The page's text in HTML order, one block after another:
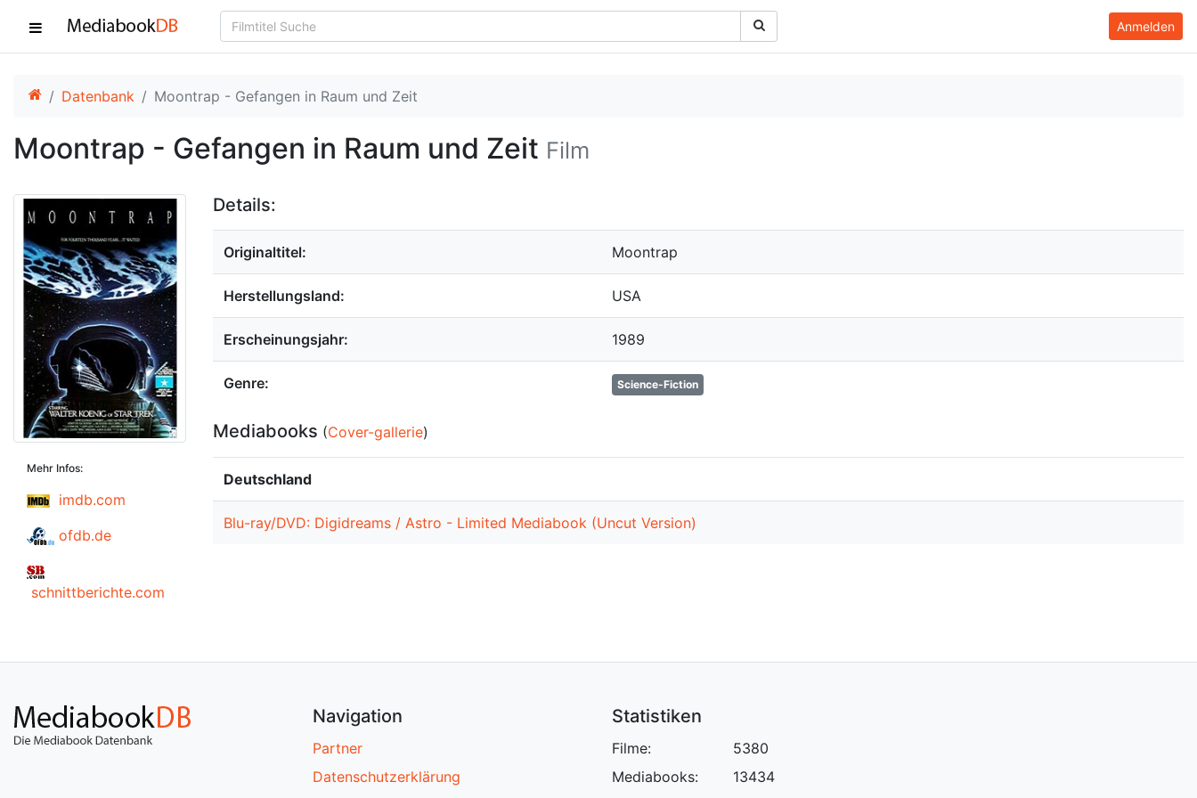
Anmelden
Datenbank Moontrap - Gefangen in Raum und Zeit
Moontrap - Gefangen in Raum und Zeit Film
Mehr Infos:
imdb.com
ofdb.de
schnittberichte.com
Details:
Originaltitel: Moontrap
Herstellungsland: USA
Erscheinungsjahr: 1989
Genre: Science-Fiction
Mediabooks (Cover-gallerie)
Deutschland
Blu-ray/DVD: Digidreams / Astro - Limited Mediabook (Uncut Version)
Navigation
Partner
Datenschutzerklärung
Statistiken
Filme:
Mediabooks:
5380
13434